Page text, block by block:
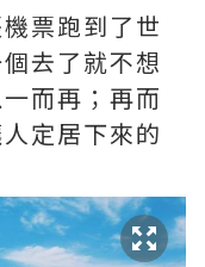
票跑到了世
去了就不想
而再；再而
定居下來的